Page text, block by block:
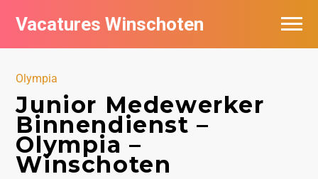
Vacatures Winschoten
Olympia
Junior Medewerker
Binnendienst –
Olympia –
Winschoten
Vacatures per bedrijf in Winschoten
Nieuwsbrief feed